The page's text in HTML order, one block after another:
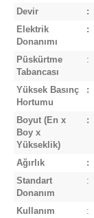
Devir
:
Elektrik
Donanımı
:
Püskürtme
Tabancası
:
Yüksek Basınç
Hortumu
:
Boyut (En x
Boy x
Yükseklik)
:
Ağırlık :
Standart
Donanım
:
Kullanım
: